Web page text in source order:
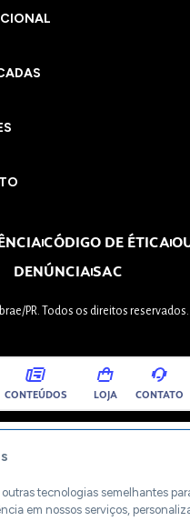
CÓDIGO DE ÉTICA
DENÚNCIASAC
PR. Todos os direitos reservados.
CONTEÚDOS LOJA CONTATO
outras tecnologias semelhantes
em nossos serviços,